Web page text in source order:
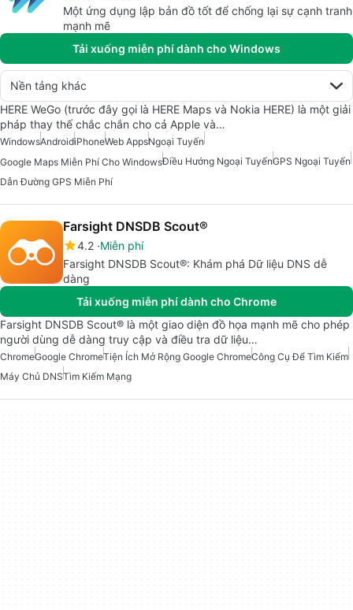
Một ứng dụng lập bản đồ tốt để chống lại sự cạnh tranh
mạnh mẽ
Tải xuống miễn phí dành cho Windows
Nền tảng khác
HERE WeGo (trước đây gọi là HERE Maps và Nokia HERE) là một giải
pháp thay thế chắc chắn cho cả Apple và…
WindowsAndroidiPhoneWeb AppsNgoại Tuyến
Google Maps Miễn Phí Cho WindowsĐiều Hướng Ngoại TuyếnGPS Ngoại Tuyến
Dẫn Đường GPS Miễn Phí
Farsight DNSDB Scout®
4.2 Miễn phí
Farsight DNSDB Scout®: Khám phá Dữ liệu DNS dễ
dàng
Tải xuống miễn phí dành cho Chrome
Farsight DNSDB Scout® là một giao diện đồ họa mạnh mẽ cho phép
người dùng dễ dàng truy cập và điều tra dữ liệu…
ChromeGoogle ChromeTiện Ích Mở Rộng Google ChromeCông Cụ Để Tìm Kiếm
Máy Chủ DNSTìm Kiếm Mạng